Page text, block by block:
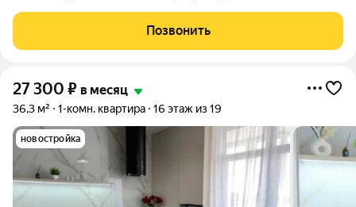
оплачиваются отдельно. По условиям проживания: можно с
детьми, без питомцев. Срок
Позвонить
27 300 ₽ в месяц
36,3 м² 1-комн. квартира 16 этаж из 19
новостройка